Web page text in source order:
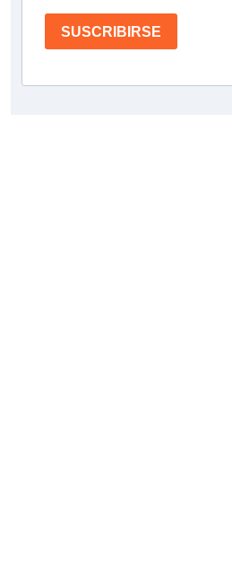
SUSCRIBIRSE